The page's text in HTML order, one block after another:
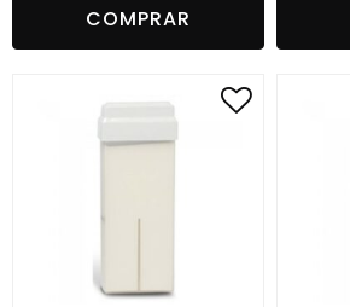
COMPRAR